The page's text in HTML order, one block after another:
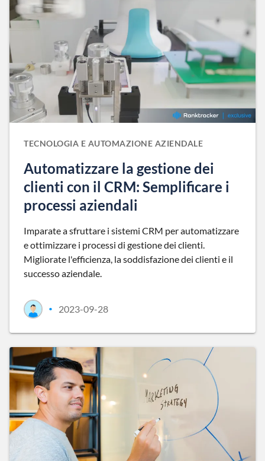
TECNOLOGIA E AUTOMAZIONE AZIENDALE
Automatizzare la gestione dei
clienti con il CRM: Semplificare i
processi aziendali
Imparate a sfruttare i sistemi CRM per automatizzare
e ottimizzare i processi di gestione dei clienti.
Migliorate l'efficienza, la soddisfazione dei clienti e il
successo aziendale.
• 2023-09-28